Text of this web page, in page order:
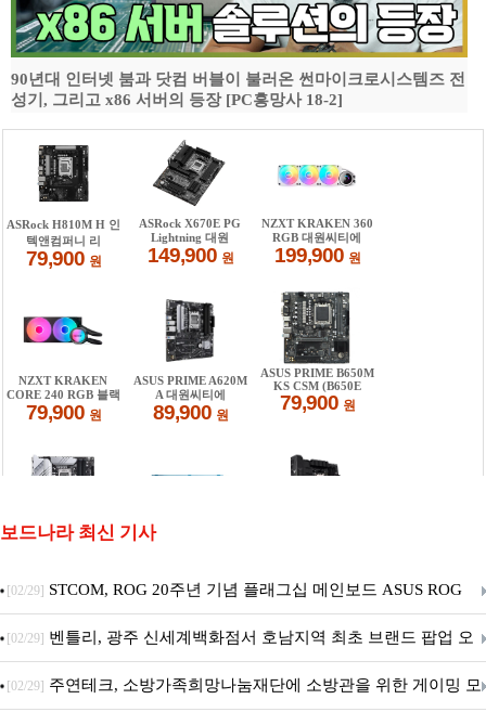
90년대 인터넷 붐과 닷컴 버블이 불러온 썬마이크로시스템즈 전
성기, 그리고 x86 서버의 등장 [PC흥망사 18-2]
보드나라 최신 기사
[02/29] STCOM, ROG 20주년 기념 플래그십 메인보드 ASUS ROG
Crosshair X870E EDITION 20 국내 출시 예정
[02/29] 벤틀리, 광주 신세계백화점서 호남지역 최초 브랜드 팝업 오
픈
[02/29] 주연테크, 소방가족희망나눔재단에 소방관을 위한 게이밍 모